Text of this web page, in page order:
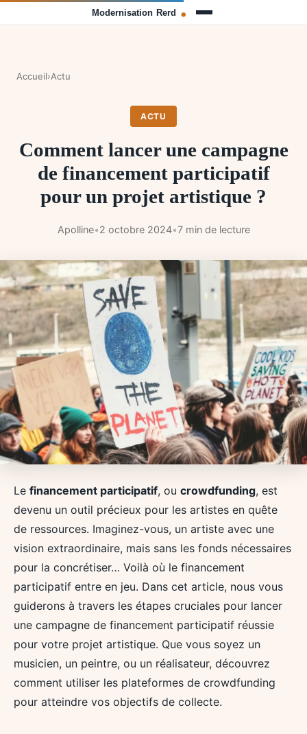
Accueil›Actu
ACTU
Comment lancer une campagne
de financement participatif
pour un projet artistique ?
Apolline•2 octobre 2024•7 min de lecture
Le financement participatif, ou crowdfunding, est
devenu un outil précieux pour les artistes en quête
de ressources. Imaginez-vous, un artiste avec une
vision extraordinaire, mais sans les fonds nécessaires
pour la concrétiser… Voilà où le financement
participatif entre en jeu. Dans cet article, nous vous
guiderons à travers les étapes cruciales pour lancer
une campagne de financement participatif réussie
pour votre projet artistique. Que vous soyez un
musicien, un peintre, ou un réalisateur, découvrez
comment utiliser les plateformes de crowdfunding
pour atteindre vos objectifs de collecte.